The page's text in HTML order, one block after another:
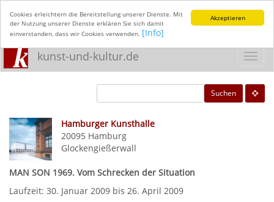
Akzeptieren
Cookies erleichtern die Bereitstellung unserer Dienste. Mit
der Nutzung unserer Dienste erklären Sie sich damit
einverstanden, dass wir Cookies verwenden. [Info]
kunst-und-kultur.de
Suchen
Hamburger Kunsthalle
20095 Hamburg
Glockengießerwall
MAN SON 1969. Vom Schrecken der Situation
Laufzeit: 30. Januar 2009 bis 26. April 2009